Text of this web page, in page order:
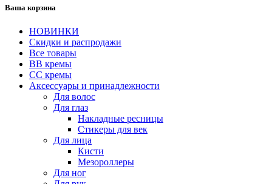
Ваша корзина
НОВИНКИ
Скидки и распродажи
Все товары
BB кремы
CC кремы
Аксессуары и принадлежности
Для волос
Для глаз
Накладные ресницы
Стикеры для век
Для лица
Кисти
Мезороллеры
Для ног